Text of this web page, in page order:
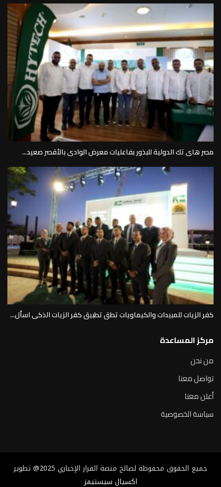
المهندس محمد عباده زيدان رئيس مجلس إدارة أطلس للتنمية الزراعية...
مصر هاى تك الدولية للبذور بفاعليات معرض الوادى بالأقصر صعيد...
كفر الزيات للمبيدات والكيماويات تطق تطبيق كفر الزيات الذكى اسأل...
مركز المساعدة
أعلن معنا